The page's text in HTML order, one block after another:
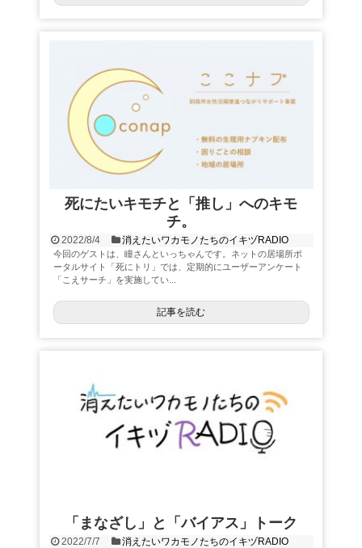
死にたいキモチと「推し」へのキモ
チ。
2022/8/4 消えたいワカモノたちのイキヅRADIO
今回のゲストは、瞳さんといっちゃんです。ネットの居場所ポ
ータルサイト「死にトリ」では、定期的にユーザーアンケート
「こえサーチ」を実施してい...
記事を読む
「まなざし」と「バイアス」トーク
2022/7/7 消えたいワカモノたちのイキヅRADIO